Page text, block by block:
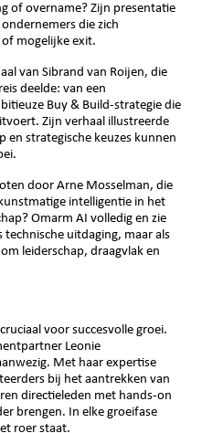
of overname? Zijn presentatie
die zich
mogelijke exit.
van Sibrand van Roijen, die
deelde: van een
Buy & Build-strategie die
Zijn verhaal illustreerde
en strategische keuzes kunnen
door Arne Mosselman, die
intelligentie in het
Omarm AI volledig en zie
uitdaging, maar als
leiderschap, draagvlak en
voor succesvolle groei.
Leonie
Met haar expertise
bij het aantrekken van
directieleden met hands-on
brengen. In elke groeifase
roer staat.